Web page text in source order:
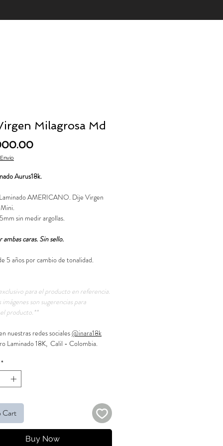
Milagrosa Md
Price
Aurus18k.
AMERICANO. Dije Virgen
sin medir argollas.
ambas caras. Sin sello.
5 años por cambio de tonalidad.
para el producto en referencia.
imágenes son sugerencias para
producto.**
nuestras redes sociales@inara18k
Laminado 18K, Calil - Colombia.
*
Cart
Buy Now